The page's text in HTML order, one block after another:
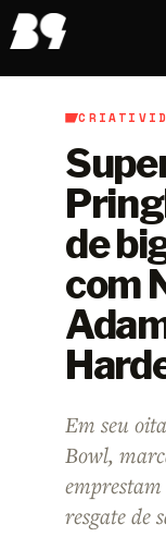
B9/
de
com
Em seu
Bowl,
emprestam
resgate de